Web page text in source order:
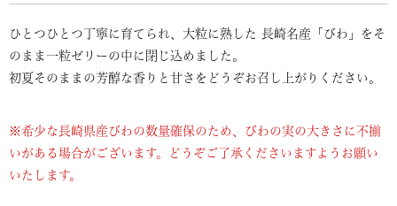
ひとつひとつ丁寧に育てられ、大粒に熟した 長崎名産「びわ」をそ
のまま一粒ゼリーの中に閉じ込めました。
初夏そのままの芳醇な香りと甘さをどうぞお召し上がりください。
※希少な長崎県産びわの数量確保のため、びわの実の大きさに不揃
いがある場合がございます。どうぞご了承くださいますようお願い
いたします。